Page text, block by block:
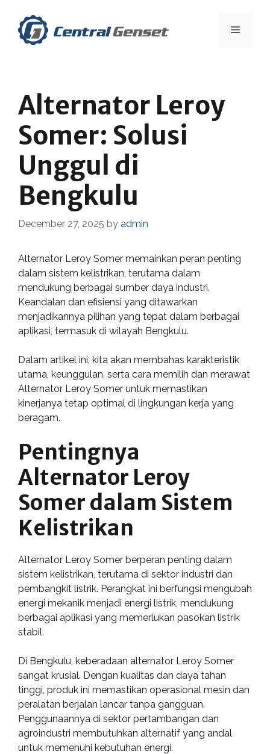
content
Menu
Alternator Leroy
Somer: Solusi
Unggul di
Bengkulu
December 27, 2025 by admin
Alternator Leroy Somer memainkan peran penting
dalam sistem kelistrikan, terutama dalam
mendukung berbagai sumber daya industri.
Keandalan dan efisiensi yang ditawarkan
menjadikannya pilihan yang tepat dalam berbagai
aplikasi, termasuk di wilayah Bengkulu.
Dalam artikel ini, kita akan membahas karakteristik
utama, keunggulan, serta cara memilih dan merawat
Alternator Leroy Somer untuk memastikan
kinerjanya tetap optimal di lingkungan kerja yang
beragam.
Pentingnya
Alternator Leroy
Somer dalam Sistem
Kelistrikan
Alternator Leroy Somer berperan penting dalam
sistem kelistrikan, terutama di sektor industri dan
pembangkit listrik. Perangkat ini berfungsi mengubah
energi mekanik menjadi energi listrik, mendukung
berbagai aplikasi yang memerlukan pasokan listrik
stabil.
Di Bengkulu, keberadaan alternator Leroy Somer
sangat krusial. Dengan kualitas dan daya tahan
tinggi, produk ini memastikan operasional mesin dan
peralatan berjalan lancar tanpa gangguan.
Penggunaannya di sektor pertambangan dan
agroindustri membutuhkan alternatif yang andal
untuk memenuhi kebutuhan energi.